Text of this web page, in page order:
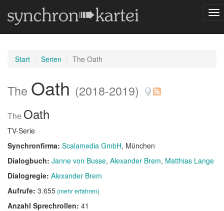
Start Serien The Oath
The Oath (2018-2019)
The Oath
TV-Serie
Synchronfirma: Scalamedia GmbH, München
Dialogbuch: Janne von Busse Alexander Brem Matthias Lange
Dialogregie: Alexander Brem
Aufrufe: 3.655(mehr erfahren)
Anzahl Sprechrollen: 41